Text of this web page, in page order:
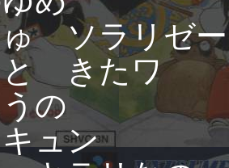
ソラリゼ
と きたワ
の
ュン